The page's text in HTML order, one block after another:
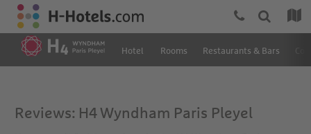
Hotel Rooms Restaurants & Bars
Reviews: H4 Wyndham Paris Pleyel